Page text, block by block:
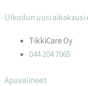
Ulkoilun uusi aikakausi
TikkiCare Oy
044 204 7065
Apuvälineet